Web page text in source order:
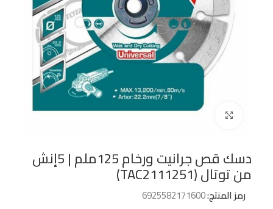
Click to enlarge
دسك قص جرانيت ورخام 125ملم | 5إنش
من توتال (TAC2111251)
رمز المنتج:6925582171600